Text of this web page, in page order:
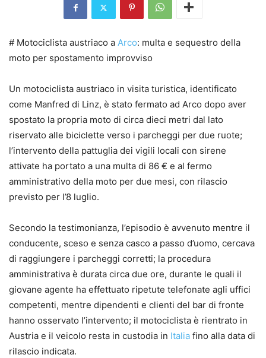
# Motociclista austriaco a Arco: multa e sequestro della
moto per spostamento improvviso
Un motociclista austriaco in visita turistica, identificato
come Manfred di Linz, è stato fermato ad Arco dopo aver
spostato la propria moto di circa dieci metri dal lato
riservato alle biciclette verso i parcheggi per due ruote;
l’intervento della pattuglia dei vigili locali con sirene
attivate ha portato a una multa di 86 € e al fermo
amministrativo della moto per due mesi, con rilascio
previsto per l’8 luglio.
Secondo la testimonianza, l’episodio è avvenuto mentre il
conducente, sceso e senza casco a passo d’uomo, cercava
di raggiungere i parcheggi corretti; la procedura
amministrativa è durata circa due ore, durante le quali il
giovane agente ha effettuato ripetute telefonate agli uffici
competenti, mentre dipendenti e clienti del bar di fronte
hanno osservato l’intervento; il motociclista è rientrato in
Austria e il veicolo resta in custodia in Italia fino alla data di
rilascio indicata.